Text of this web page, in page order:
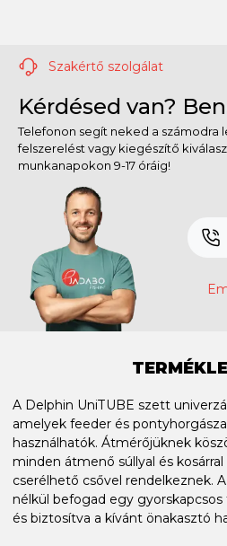
Szakértő szolgálat
Kérdésed van?
Telefonon segít neked a számodra
felszerelést vagy kiegészítő
munkanapokon 9-17 óráig!
A Delphin UniTUBE szett
amelyek feeder és
használhatók. Átmérőjüknek
minden átmenő súllyal és
cserélhető csővel rendelkeznek.
nélkül befogad egy
és biztosítva a kívánt önakasztó